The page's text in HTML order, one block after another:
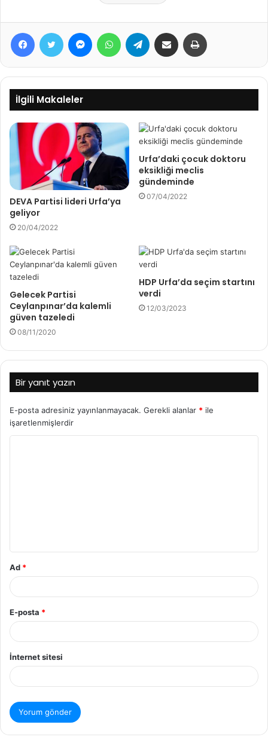
İlgili Makaleler
DEVA Partisi lideri Urfa’ya
geliyor
20/04/2022
Urfa’daki çocuk doktoru
eksikliği meclis
gündeminde
07/04/2022
Gelecek Partisi
Ceylanpınar’da kalemli
güven tazeledi
08/11/2020
HDP Urfa’da seçim startını
verdi
12/03/2023
Bir yanıt yazın
E-posta adresiniz yayınlanmayacak. Gerekli alanlar * ile
işaretlenmişlerdir
Ad *
E-posta *
İnternet sitesi